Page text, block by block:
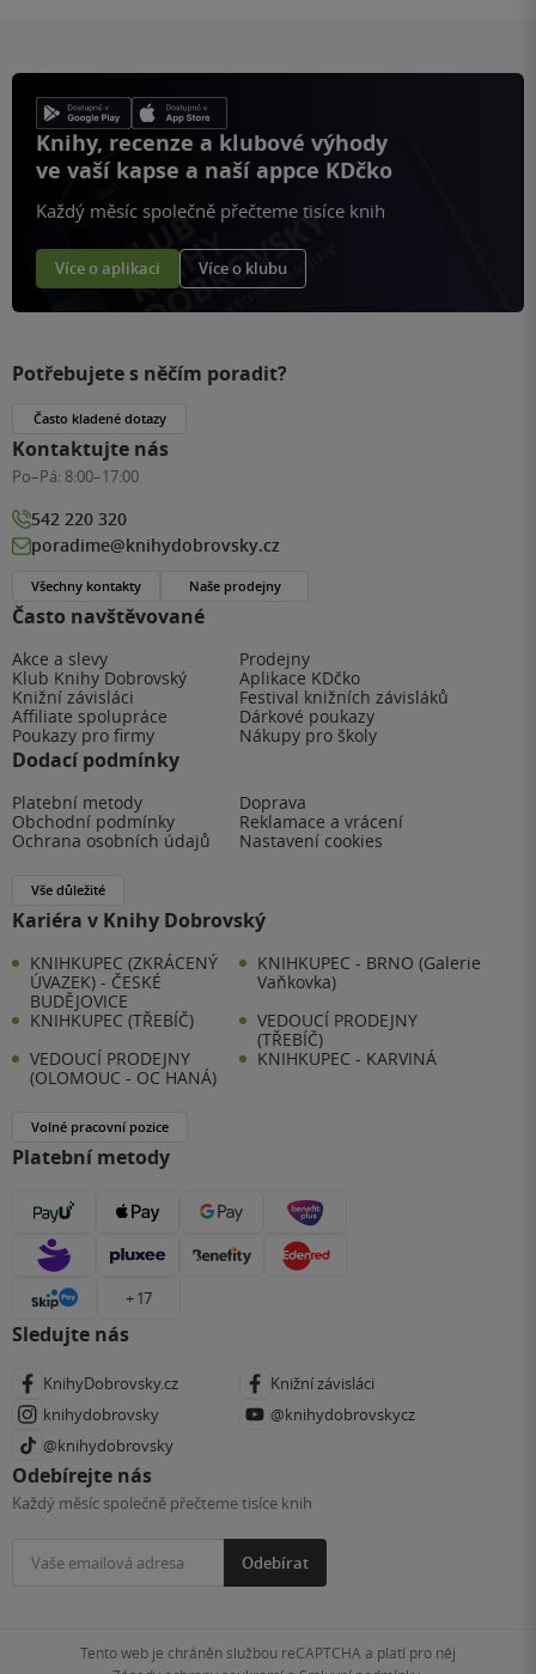
Knihy, recenze a klubové výhody
ve vaší kapse a naší appce KDčko
Každý měsíc společně přečteme tisíce knih
Více o aplikaci Více o klubu
Často navštěvované
Akce a slevy
Prodejny
Klub Knihy Dobrovský
Aplikace KDčko
Knižní závisláci
Festival knižních závisláků
Affiliate spolupráce
Dárkové poukazy
Poukazy pro firmy
Nákupy pro školy
Dodací podmínky
Platební metody
Doprava
Obchodní podmínky
Reklamace a vrácení
Ochrana osobních údajů
Nastavení cookies
Vše důležité
Kariéra v Knihy Dobrovský
KNIHKUPEC (ZKRÁCENÝ
ÚVAZEK) - ČESKÉ
BUDĚJOVICE
KNIHKUPEC - BRNO (Galerie
Vaňkovka)
KNIHKUPEC (TŘEBÍČ)
VEDOUCÍ PRODEJNY
(TŘEBÍČ)
VEDOUCÍ PRODEJNY
(OLOMOUC - OC HANÁ)
KNIHKUPEC - KARVINÁ
Volné pracovní pozice
Platební metody
+ 17
Sledujte nás
KnihyDobrovsky.cz
Knižní závisláci
knihydobrovsky
@knihydobrovskycz
@knihydobrovsky
Odebírejte nás
Každý měsíc společně přečteme tisíce knih
Odebírat
Potřebujete s něčím poradit?
Často kladené dotazy
Kontaktujte nás
Po–Pá: 8:00–17:00
542 220 320
poradime@knihydobrovsky.cz
Všechny kontakty Naše prodejny
Tento web je chráněn službou reCAPTCHA a platí pro něj